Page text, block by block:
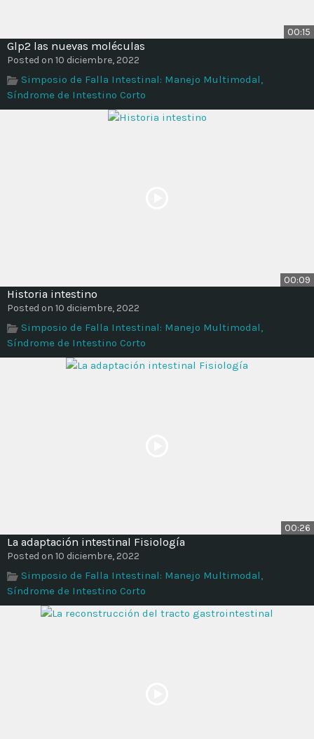
00:15
Glp2 las nuevas moléculas
Posted on 10 diciembre, 2022
Simposio de Falla Intestinal: Manejo Multimodal,
Síndrome de Intestino Corto
00:09
Historia intestino
Posted on 10 diciembre, 2022
Simposio de Falla Intestinal: Manejo Multimodal,
Síndrome de Intestino Corto
00:26
La adaptación intestinal Fisiología
Posted on 10 diciembre, 2022
Simposio de Falla Intestinal: Manejo Multimodal,
Síndrome de Intestino Corto